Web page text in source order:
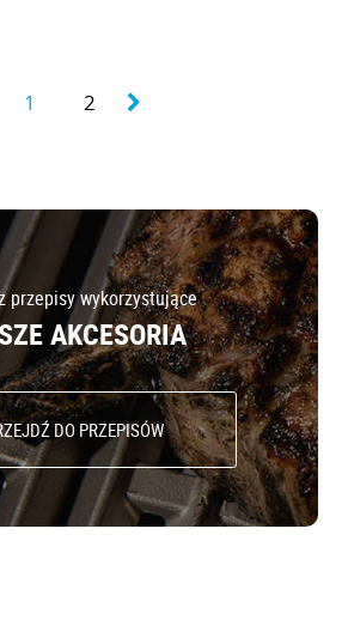
1 2
przepisy wykorzystujące
AKCESORIA
DO PRZEPISÓW